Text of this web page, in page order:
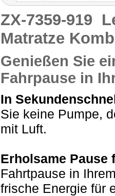
ZX-7359-919
Matratze
Genießen Sie
Fahrpause in
In
Sie keine Pumpe,
mit Luft.
Erholsame Pause
Fahrtpause in
frische Energie für